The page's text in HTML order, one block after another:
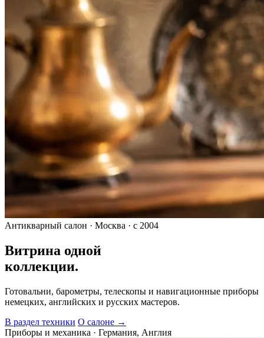
Антикварный салон · Москва · с 2004
Витрина одной
коллекции.
Готовальни, барометры, телескопы и навигационные приборы
немецких, английских и русских мастеров.
В раздел техники О салоне →
Приборы и механика · Германия, Англия